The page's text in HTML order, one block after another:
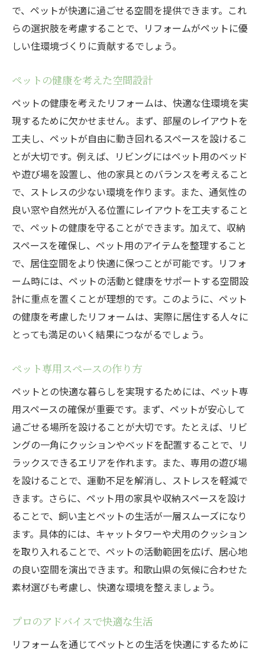
で、ペットが快適に過ごせる空間を提供できます。これ
らの選択肢を考慮することで、リフォームがペットに優
しい住環境づくりに貢献するでしょう。
ペットの健康を考えた空間設計
ペットの健康を考えたリフォームは、快適な住環境を実
現するために欠かせません。まず、部屋のレイアウトを
工夫し、ペットが自由に動き回れるスペースを設けるこ
とが大切です。例えば、リビングにはペット用のベッド
や遊び場を設置し、他の家具とのバランスを考えること
で、ストレスの少ない環境を作ります。また、通気性の
良い窓や自然光が入る位置にレイアウトを工夫すること
で、ペットの健康を守ることができます。加えて、収納
スペースを確保し、ペット用のアイテムを整理すること
で、居住空間をより快適に保つことが可能です。リフォ
ーム時には、ペットの活動と健康をサポートする空間設
計に重点を置くことが理想的です。このように、ペット
の健康を考慮したリフォームは、実際に居住する人々に
とっても満足のいく結果につながるでしょう。
ペット専用スペースの作り方
ペットとの快適な暮らしを実現するためには、ペット専
用スペースの確保が重要です。まず、ペットが安心して
過ごせる場所を設けることが大切です。たとえば、リビ
ングの一角にクッションやベッドを配置することで、リ
ラックスできるエリアを作れます。また、専用の遊び場
を設けることで、運動不足を解消し、ストレスを軽減で
きます。さらに、ペット用の家具や収納スペースを設け
ることで、飼い主とペットの生活が一層スムーズになり
ます。具体的には、キャットタワーや犬用のクッション
を取り入れることで、ペットの活動範囲を広げ、居心地
の良い空間を演出できます。和歌山県の気候に合わせた
素材選びも考慮し、快適な環境を整えましょう。
プロのアドバイスで快適な生活
リフォームを通じてペットとの生活を快適にするために